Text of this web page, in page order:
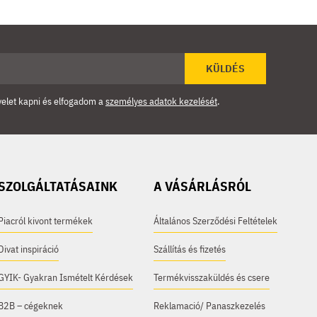
KÜLDÉS
kapni és elfogadom aszemélyes adatok kezelését.
kivont termékek
inspiráció
Gyakran Ismételt Kérdések
– cégeknek
A VÁSÁRLÁSRÓL
Általános Szerződési Feltételek
Szállítás és fizetés
Termékvisszaküldés és csere
Reklamació/ Panaszkezelés